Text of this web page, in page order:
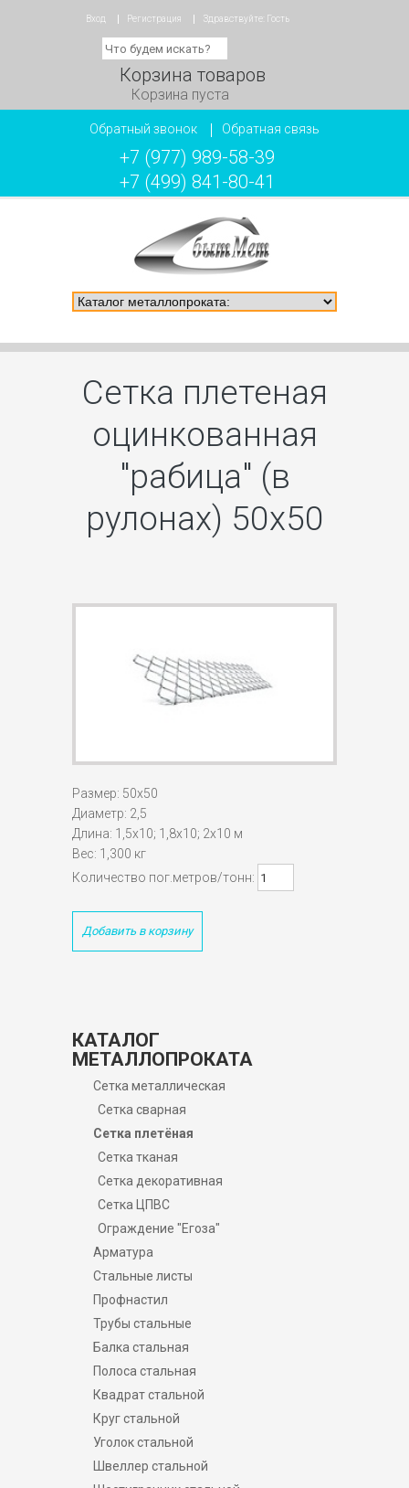
Вход Регистрация Здравствуйте: Гость
Корзина товаров
Корзина пуста
Обратный звонок Обратная связь
+7 (977) 989-58-39
+7 (499) 841-80-41
Сетка плетеная
оцинкованная
"рабица" (в
рулонах) 50х50
Размер: 50х50
Диаметр: 2,5
Длина: 1,5х10; 1,8х10; 2х10 м
Вес: 1,300 кг
Количество пог.метров/тонн:
Добавить в корзину
КАТАЛОГ
МЕТАЛЛОПРОКАТА
Сетка металлическая
Сетка сварная
Сетка плетёная
Сетка тканая
Сетка декоративная
Сетка ЦПВС
Ограждение "Егоза"
Арматура
Стальные листы
Профнастил
Трубы стальные
Балка стальная
Полоса стальная
Квадрат стальной
Круг стальной
Уголок стальной
Швеллер стальной